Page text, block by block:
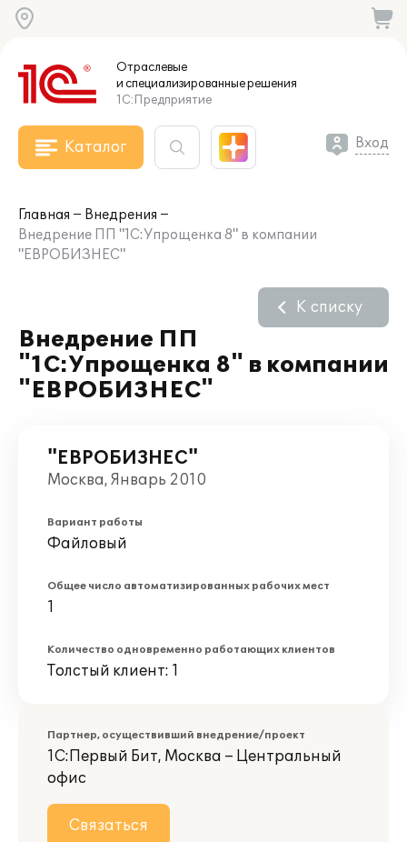
Отраслевые
и специализированныерешения
1С:Предприятие
Каталог Вход
Главная
Внедрения
Внедрение ПП "1С:Упрощенка 8" в компании
"ЕВРОБИЗНЕС"
Внедрение ПП
"1С:Упрощенка 8" в компании
"ЕВРОБИЗНЕС"
К списку
"ЕВРОБИЗНЕС"
Москва, Январь 2010
Вариант работы
Файловый
Общее число автоматизированных рабочих мест
1
Количество одновременно работающих клиентов
Толстый клиент: 1
Партнер, осуществивший внедрение/проект
1С:Первый Бит, Москва – Центральный
офис
Связаться